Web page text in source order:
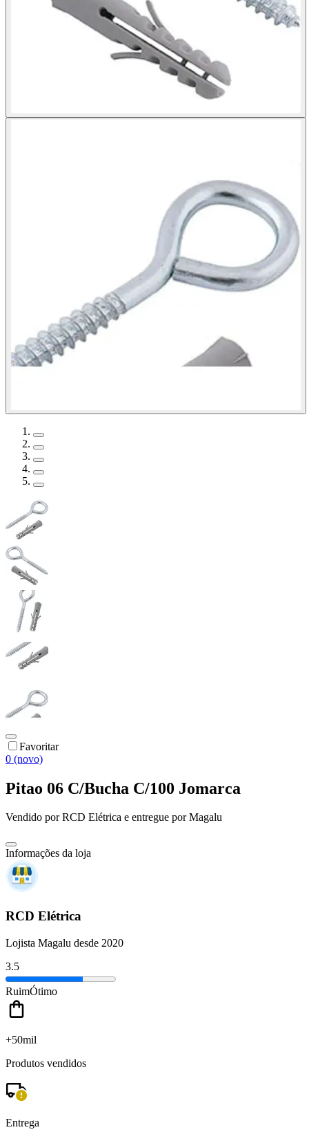
Favoritar
0 (novo)
Pitao 06 C/Bucha C/100 Jomarca
Vendido porRCD Elétrica e entregue por Magalu
Informações da loja
RCD Elétrica
Lojista Magalu desde 2020
3.5
RuimÓtimo
+50mil
Produtos vendidos
Entrega